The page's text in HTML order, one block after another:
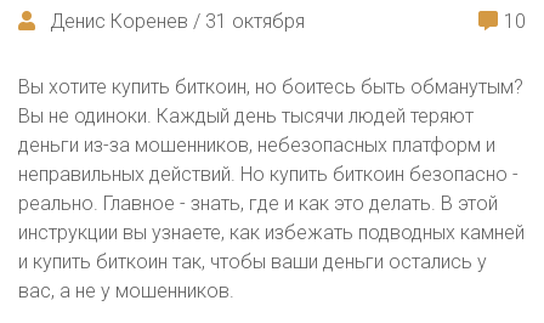
Денис Коренев / 31 октября 10
Вы хотите купить биткоин, но боитесь быть обманутым?
Вы не одиноки. Каждый день тысячи людей теряют
деньги из-за мошенников, небезопасных платформ и
неправильных действий. Но купить биткоин безопасно -
реально. Главное - знать, где и как это делать. В этой
инструкции вы узнаете, как избежать подводных камней
и купить биткоин так, чтобы ваши деньги остались у
вас, а не у мошенников.